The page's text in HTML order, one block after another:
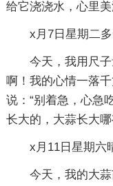
给它浇浇水，心里美
x月7日星期二
今天，我用尺
啊！我的心情一落
说：“别着急，心急
长大的，大蒜长大
x月11日星期六
今天，我的大